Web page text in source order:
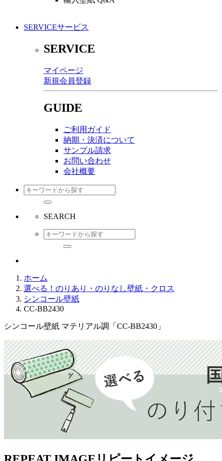
SERVICEサービス
SERVICE
マイページ
新規会員登録
GUIDE
ご利用ガイド
納期・決済について
サンプル請求
お問い合わせ
会社概要
SEARCH
ホーム
選べる！のりあり・のりなし壁紙・クロス
シンコール壁紙
CC-BB2430
シンコール壁紙 マテリアル調「CC-BB2430」